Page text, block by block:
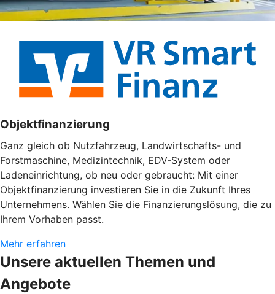
Objektfinanzierung
Ganz gleich ob Nutzfahrzeug, Landwirtschafts- und
Forstmaschine, Medizintechnik, EDV-System oder
Ladeneinrichtung, ob neu oder gebraucht: Mit einer
Objektfinanzierung investieren Sie in die Zukunft Ihres
Unternehmens. Wählen Sie die Finanzierungslösung, die zu
Ihrem Vorhaben passt.
Mehr erfahren
Unsere aktuellen Themen und
Angebote